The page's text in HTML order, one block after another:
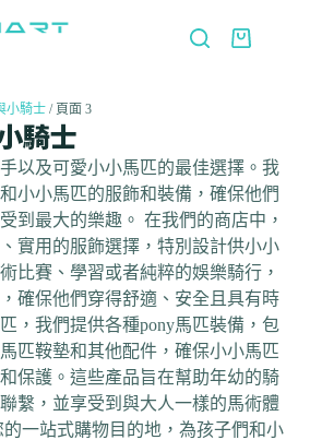
小騎士 / 頁面 3
騎士
以及可愛小小馬匹的最佳選擇。我
小小馬匹的服飾和裝備，確保他們
到最大的樂趣。 在我們的商店中，
實用的服飾選擇，特別設計供小小
比賽、學習或者純粹的娛樂騎行，
確保他們穿得舒適、安全且具有時
，我們提供各種pony馬匹裝備，包
匹鞍墊和其他配件，確保小小馬匹
保護。這些產品旨在幫助年幼的騎
繫，並享受到與大人一樣的馬術體
一站式購物目的地，為孩子們和小